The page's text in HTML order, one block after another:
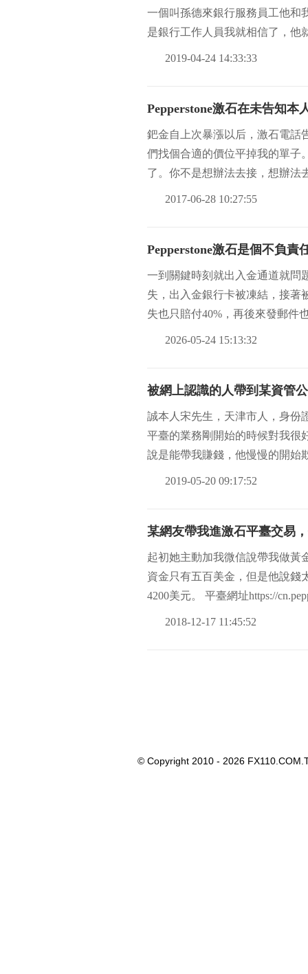
一個叫孫德來銀行服務員工他和
是銀行工作人員我就相信了，他
2019-04-24 14:33:33
Pepperstone激石在未告知本
鈀金自上次暴漲以后，激石電話
們找個合適的價位平掉我的單子
了。你不是想辦法去接，想辦法
2017-06-28 10:27:55
Pepperstone激石是個不負責
一到關鍵時刻就出入金通道就問
失，出入金銀行卡被凍結，接著
失也只賠付40%，再後來發郵件
2026-05-24 15:13:32
被網上認識的人帶到某資管
誠本人宋先生，天津市人，身份
平臺的業務剛開始的時候對我很
說是能帶我賺錢，他慢慢的開始
2019-05-20 09:17:52
某網友帶我進激石平臺交易
起初她主動加我微信說帶我做黃
資金只有五百美金，但是他說錢
4200美元。 平臺網址https://
2018-12-17 11:45:52
© Copyright 2010 - 2026